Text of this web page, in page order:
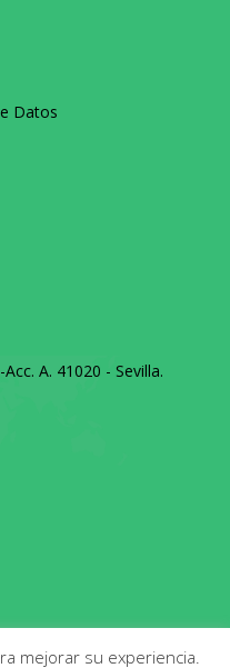
Datos
A. 41020 - Sevilla.
mejorar su experiencia.